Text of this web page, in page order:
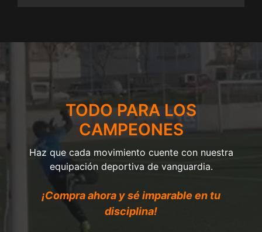
TODO PARA LOS
CAMPEONES
Haz que cada movimiento cuente con nuestra
equipación deportiva de vanguardia.
¡Compra ahora y sé imparable en tu
disciplina!